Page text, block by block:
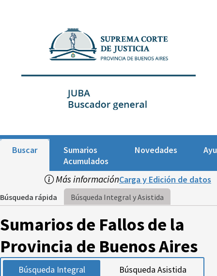
Buscar
Sumarios
Acumulados
Novedades
Más informaciónCarga y Edición de datos
Búsqueda rápida Búsqueda Integral y Asistida
Sumarios de Fallos de la
Provincia de Buenos Aires
Búsqueda Integral Búsqueda Asistida